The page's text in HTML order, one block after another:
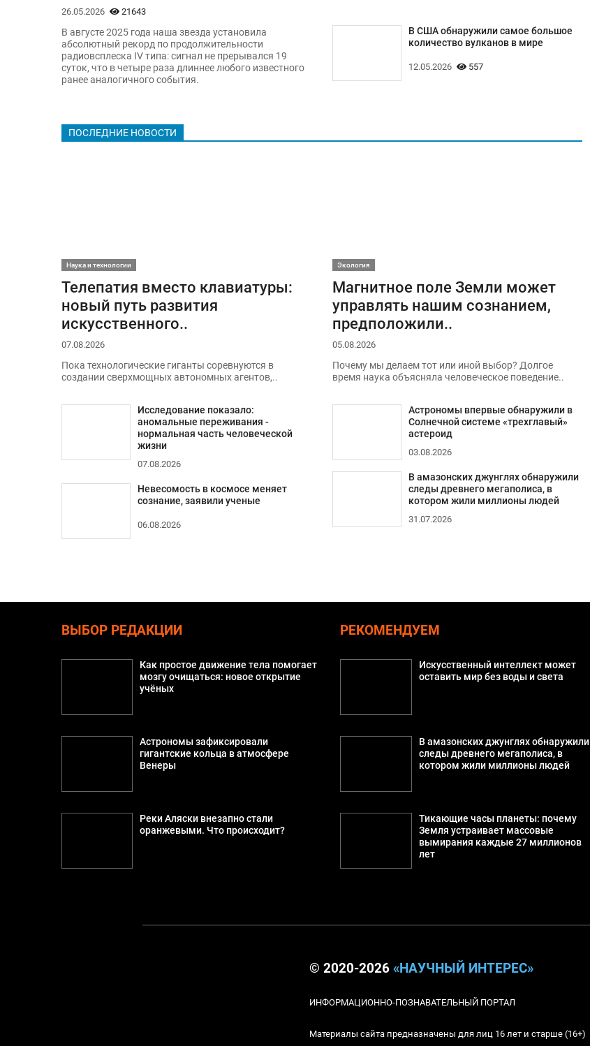
26.05.2026 21643
В августе 2025 года наша звезда установила
абсолютный рекорд по продолжительности
радиовсплеска IV типа: сигнал не прерывался 19
суток, что в четыре раза длиннее любого известного
ранее аналогичного события.
В США обнаружили самое большое
количество вулканов в мире
12.05.2026 557
ПОСЛЕДНИЕ НОВОСТИ
Наука и технологии
Телепатия вместо клавиатуры:
новый путь развития
искусственного..
07.08.2026
Пока технологические гиганты соревнуются в
создании сверхмощных автономных агентов,..
Исследование показало:
аномальные переживания -
нормальная часть человеческой
жизни
07.08.2026
Невесомость в космосе меняет
сознание, заявили ученые
06.08.2026
Экология
Магнитное поле Земли может
управлять нашим сознанием,
предположили..
05.08.2026
Почему мы делаем тот или иной выбор? Долгое
время наука объясняла человеческое поведение..
Астрономы впервые обнаружили в
Солнечной системе «трехглавый»
астероид
03.08.2026
В амазонских джунглях обнаружили
следы древнего мегаполиса, в
котором жили миллионы людей
31.07.2026
ВЫБОР РЕДАКЦИИ
Как простое движение тела помогает
мозгу очищаться: новое открытие
учёных
Астрономы зафиксировали
гигантские кольца в атмосфере
Венеры
Реки Аляски внезапно стали
оранжевыми. Что происходит?
РЕКОМЕНДУЕМ
Искусственный интеллект может
оставить мир без воды и света
В амазонских джунглях обнаружили
следы древнего мегаполиса, в
котором жили миллионы людей
Тикающие часы планеты: почему
Земля устраивает массовые
вымирания каждые 27 миллионов
лет
© 2020-2026 «НАУЧНЫЙ ИНТЕРЕС»
ИНФОРМАЦИОННО-ПОЗНАВАТЕЛЬНЫЙ ПОРТАЛ
Материалы сайта предназначены для лиц 16 лет и старше (16+)